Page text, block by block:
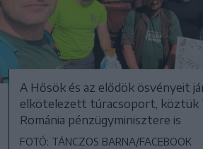
A Hősök és az elődök ösvényeit
elkötelezett túracsoport, köztük
Románia pénzügyminisztere is
FOTÓ: TÁNCZOS BARNA/FACEBOOK